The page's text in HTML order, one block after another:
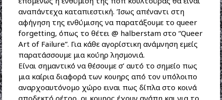
αναπάντεχα καταπιεστική. Ίσως απέναντι στη
αφήγηση της ενθύμισης να παρατάξουμε το queer
forgetting, όπως το θέτει @ halberstam στο “Queer
Art of Failure”. Για κάθε αγορίστικη ανάμνηση εμείς
παρατάσσουμε μια κούηρ λησμονιά.
Είναι σημαντικό να θέσουμε σ’ αυτό το σημείο πως
μια καίρια διαφορά των κουηρς από τον υπόλοιπο
αναρχοαυτόνομο χώρο ειναι πως δίπλα στο κοινά